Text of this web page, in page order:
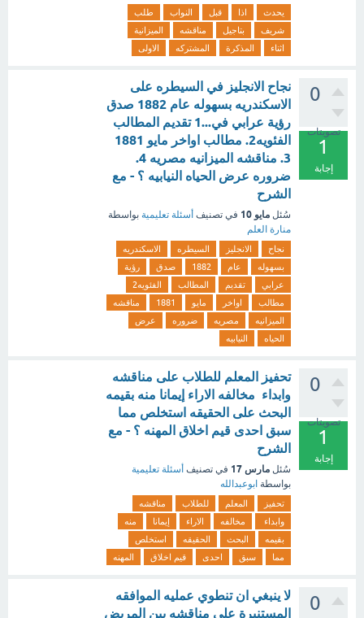
يحدث اذا قبل النواب
طلب
شريف
بتاجيل مناقشه
الميزانية
اثناء
المذكرة المشتركه الاولى
0
تصويتات
1
إجابة
نجاح الانجليز في السيطره على
الاسكندريه بسهوله عام 1882 صدق
رؤية عرابي في...1 تقديم المطالب
الفئويه2. مطالب اواخر مايو 1881
3. مناقشه الميزانيه مصريه 4.
ضروره عرض الحياه النيابيه ؟ - مع
الشرح
سُئل مايو 10 في تصنيف أسئلة تعليمية بواسطة
منارة العلم
نجاح الانجليز السيطره
الاسكندريه
بسهوله
عام 1882 صدق
رؤية
عرابي
تقديم المطالب
الفئويه2
مطالب
اواخر مايو 1881
مناقشه
الميزانيه
مصريه ضروره
عرض
الحياه
النيابيه
0
تصويتات
1
إجابة
تحفيز المعلم للطلاب على مناقشه
وابداء مخالفه الاراء إيمانا منه بقيمه
البحث على الحقيقه استخلص مما
سبق احدى قيم اخلاق المهنه ؟ - مع
الشرح
سُئل مارس 17 في تصنيف أسئلة تعليمية
بواسطة ابوعبدالله
تحفيز المعلم للطلاب
مناقشه
وابداء
مخالفه الاراء إيمانا
منه
بقيمه
البحث الحقيقه
استخلص
مما
سبق احدى قيم اخلاق المهنه
0
لا ينبغي ان تنطوي عمليه الموافقه
المستنيرة على مناقشه بين المريض